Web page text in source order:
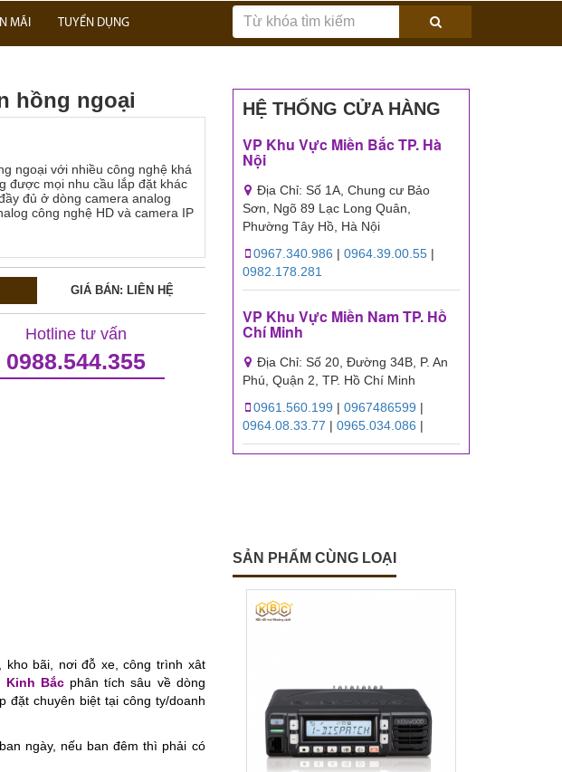
MÃI TUYỂN DỤNG
hồng ngoại
ngoại với nhiều công nghệ khá
được mọi nhu cầu lắp đặt khác
đủ ở dòng camera analog
công nghệ HD và camera IP
GIÁ BÁN: LIÊN HỆ
Hotline tư vấn
0988.544.355
HỆ THỐNG CỬA HÀNG
VP Khu Vực Miền Bắc TP. Hà
Nội
Địa Chỉ: Số 1A, Chung cư Bảo
Sơn, Ngõ 89 Lạc Long Quân,
Phường Tây Hồ, Hà Nội
0967.340.986 | 0964.39.00.55|
0982.178.281
VP Khu Vực Miền Nam TP. Hồ
Chí Minh
Địa Chỉ: Số 20, Đường 34B, P. An
Phú, Quận 2, TP. Hồ Chí Minh
0961.560.199 | 0967486599 |
0964.08.33.77 | 0965.034.086 |
bãi, nơi đỗ xe, công trình xât
Kinh Bắc phân tích sâu về dòng
đặt chuyên biệt tại công ty/doanh
ngày, nếu ban đêm thì phải có
SẢN PHẨM CÙNG LOẠI